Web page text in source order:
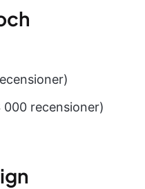
recensioner)